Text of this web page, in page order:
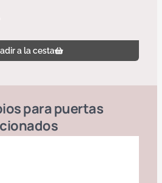
a la cesta
para puertas